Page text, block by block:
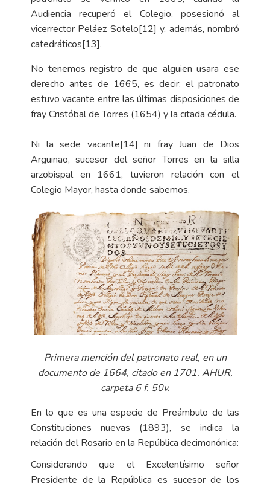
Audiencia recuperó el Colegio, posesionó al
vicerrector Peláez Sotelo[12] y, además, nombró
catedráticos[13].
No tenemos registro de que alguien usara ese
derecho antes de 1665, es decir: el patronato
estuvo vacante entre las últimas disposiciones de
fray Cristóbal de Torres (1654) y la citada cédula.
Ni la sede vacante[14] ni fray Juan de Dios
Arguinao, sucesor del señor Torres en la silla
arzobispal en 1661, tuvieron relación con el
Colegio Mayor, hasta donde sabemos.
Primera mención del patronato real, en un
documento de 1664, citado en 1701. AHUR,
carpeta 6 f. 50v.
En lo que es una especie de Preámbulo de las
Constituciones nuevas (1893), se indica la
relación del Rosario en la República decimonónica:
Considerando que el Excelentísimo señor
Presidente de la República es sucesor de los